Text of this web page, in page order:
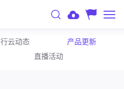
行云动态
产品更新
直播活动